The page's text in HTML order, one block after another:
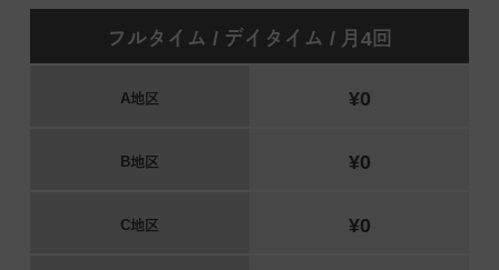
フルタイム / デイタイム / 月4回
A地区 ¥0
B地区 ¥0
C地区 ¥0